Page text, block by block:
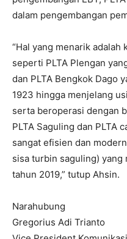
dalam pengembangan
“Hal yang menarik adalah
seperti PLTA Plengan
dan PLTA Bengkok Dago
1923 hingga menjelang
serta beroperasi dengan
PLTA Saguling dan PLTA
sangat efisien dan
sisa turbin saguling) yang
tahun 2019,” tutup Ahsin.
Narahubung
Gregorius Adi Trianto